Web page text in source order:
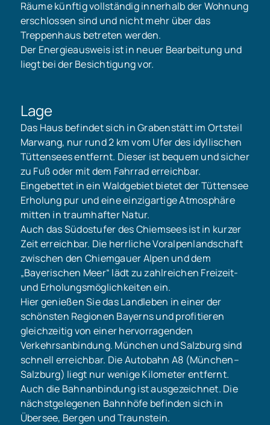
Räume künftig vollständig innerhalb der Wohnung
erschlossen sind und nicht mehr über das
Treppenhaus betreten werden.
Der Energieausweis ist in neuer Bearbeitung und
liegt bei der Besichtigung vor.
Lage
Das Haus befindet sich in Grabenstätt im Ortsteil
Marwang, nur rund 2 km vom Ufer des idyllischen
Tüttensees entfernt. Dieser ist bequem und sicher
zu Fuß oder mit dem Fahrrad erreichbar.
Eingebettet in ein Waldgebiet bietet der Tüttensee
Erholung pur und eine einzigartige Atmosphäre
mitten in traumhafter Natur.
Auch das Südostufer des Chiemsees ist in kurzer
Zeit erreichbar. Die herrliche Voralpenlandschaft
zwischen den Chiemgauer Alpen und dem
„Bayerischen Meer“ lädt zu zahlreichen Freizeit-
und Erholungsmöglichkeiten ein.
Hier genießen Sie das Landleben in einer der
schönsten Regionen Bayerns und profitieren
gleichzeitig von einer hervorragenden
Verkehrsanbindung. München und Salzburg sind
schnell erreichbar. Die Autobahn A8 (München–
Salzburg) liegt nur wenige Kilometer entfernt.
Auch die Bahnanbindung ist ausgezeichnet. Die
nächstgelegenen Bahnhöfe befinden sich in
Übersee, Bergen und Traunstein.